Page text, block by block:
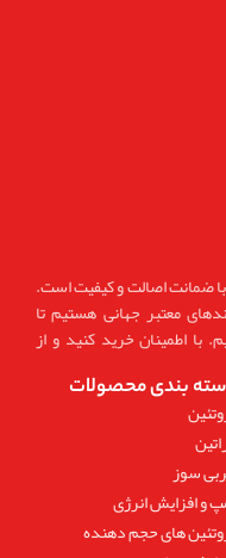
ضمانت اصالت و کیفیت است.
معتبر جهانی هستیم تا
با اطمینان خرید کنید و از
بندی محصولات
سوز
و افزایش انرژی
های حجم دهنده